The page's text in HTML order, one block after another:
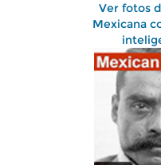
Ver fotos
Mexicana